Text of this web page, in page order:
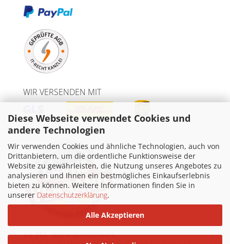
Diese Webseite verwendet Cookies und
andere Technologien
Wir verwenden Cookies und ähnliche Technologien, auch von
Drittanbietern, um die ordentliche Funktionsweise der
Website zu gewährleisten, die Nutzung unseres Angebotes zu
analysieren und Ihnen ein bestmögliches Einkaufserlebnis
bieten zu können. Weitere Informationen finden Sie in
unserer Datenschutzerklärung.
Alle Akzeptieren
WIR VERSENDEN MIT
Ab 75€ Warenbestellwert